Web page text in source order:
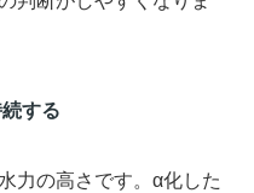
する
力の高さです。α化した